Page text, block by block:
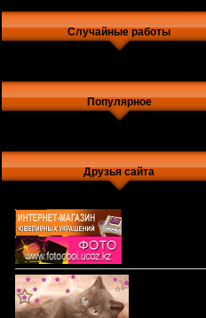
Случайные работы
Популярное
Друзья сайта